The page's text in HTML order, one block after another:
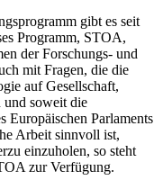
gibt es seit
Programm, STOA,
der Forschungs- und
mit Fragen, die die
auf Gesellschaft,
und soweit die
Europäischen Parlaments
Arbeit sinnvoll ist,
einzuholen, so steht
zur Verfügung.